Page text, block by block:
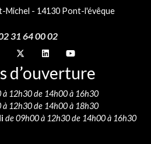
Michel - 14130 Pont-l'évêque
31 64 00 02
surnous sur
Suivez-nous sur
Suivez-nous sur
Suivez-nous sur
d’ouverture
à 12h30 de 14h00 à 16h30
à 12h30 de 14h00 à 18h30
de 09h00 à 12h30 de 14h00 à 16h30